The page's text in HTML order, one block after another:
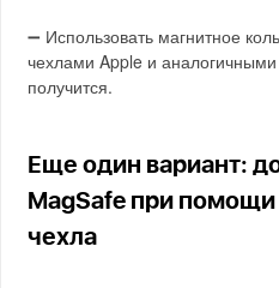
➖ Использовать магнитное
чехлами Apple и
получится.
Еще один вариант:
MagSafe при
чехла